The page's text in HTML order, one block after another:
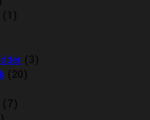
(1)
(3)
(20)
(7)